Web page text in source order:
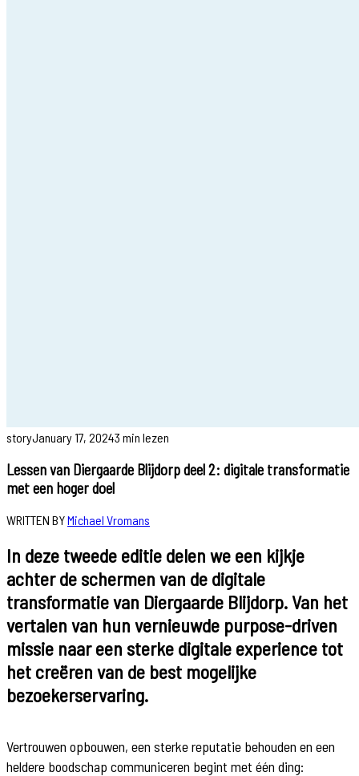
storyJanuary 17, 20243 min lezen
Lessen van Diergaarde Blijdorp deel 2: digitale transformatie
met een hoger doel
WRITTEN BYMichael Vromans
In deze tweede editie delen we een kijkje
achter de schermen van de digitale
transformatie van Diergaarde Blijdorp. Van het
vertalen van hun vernieuwde purpose-driven
missie naar een sterke digitale experience tot
het creëren van de best mogelijke
bezoekerservaring.
Vertrouwen opbouwen, een sterke reputatie behouden en een
heldere boodschap communiceren begint met één ding: